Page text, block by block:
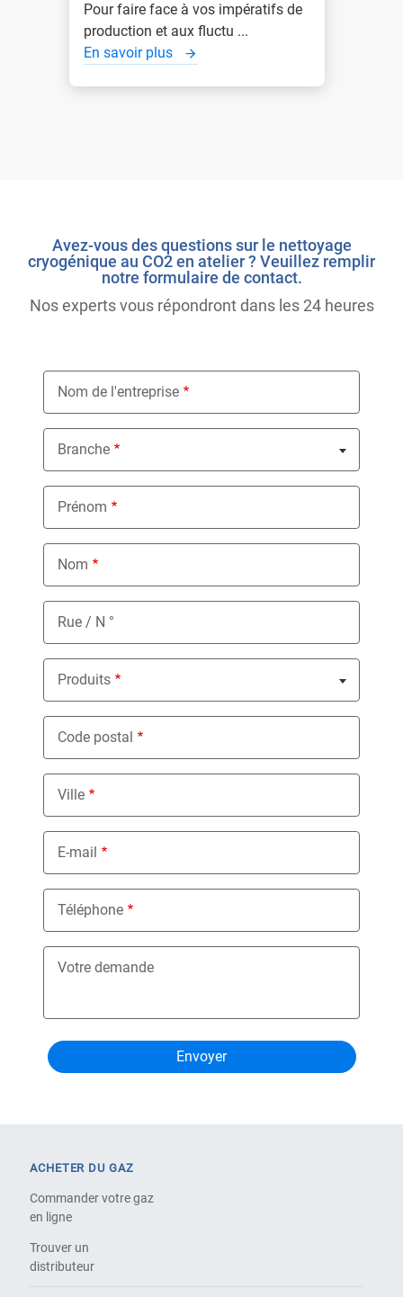
Pour faire face à vos impératifs de
production et aux fluctu ...
En savoir plus
Avez-vous des questions sur le nettoyage
cryogénique au CO2 en atelier ? Veuillez remplir
notre formulaire de contact.
Nos experts vous répondront dans les 24 heures
Nom de l'entreprise
Branche
Nothing selected
Prénom
Nom
Rue / N °
Produits
Nothing selected
Code postal
Ville
E-mail
Téléphone
Votre demande
ACHETER DU GAZ
Commander votre gaz
en ligne
Trouver un
distributeur